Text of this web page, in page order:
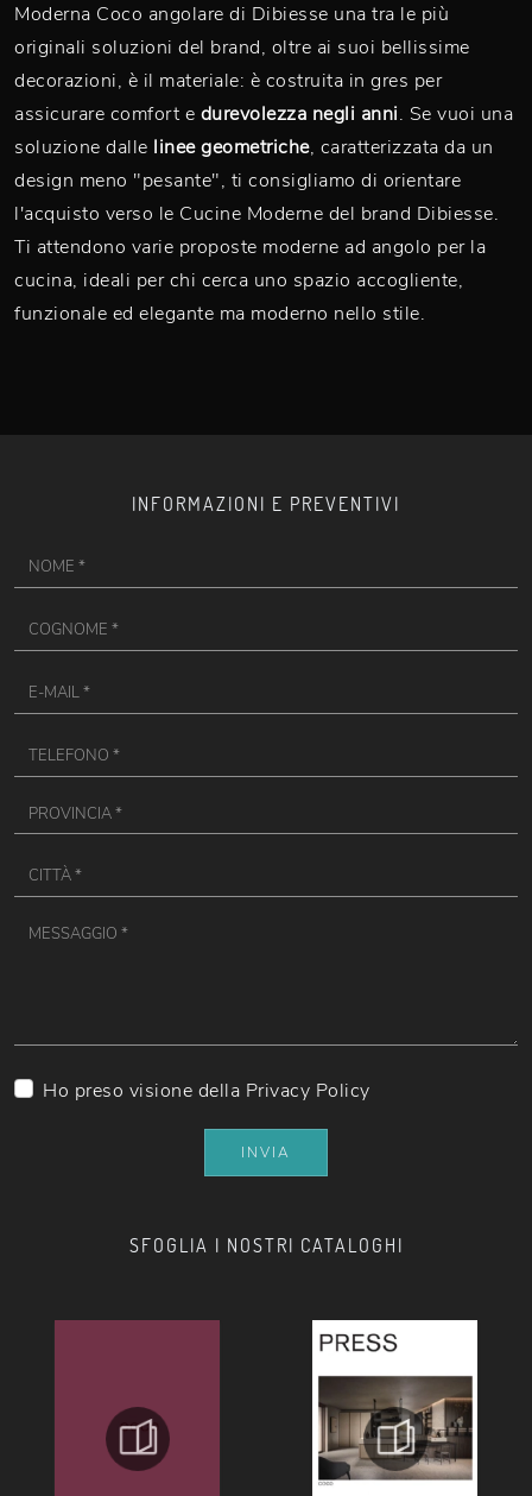
Moderna Coco angolare di Dibiesse una tra le più
originali soluzioni del brand, oltre ai suoi bellissime
decorazioni, è il materiale: è costruita in gres per
assicurare comfort e durevolezza negli anni. Se vuoi una
soluzione dalle linee geometriche, caratterizzata da un
design meno "pesante", ti consigliamo di orientare
l'acquisto verso le Cucine Moderne del brand Dibiesse.
Ti attendono varie proposte moderne ad angolo per la
cucina, ideali per chi cerca uno spazio accogliente,
funzionale ed elegante ma moderno nello stile.
SFOGLIA I NOSTRI CATALOGHI
INFORMAZIONI E PREVENTIVI
Ho preso visione della Privacy Policy
INVIA